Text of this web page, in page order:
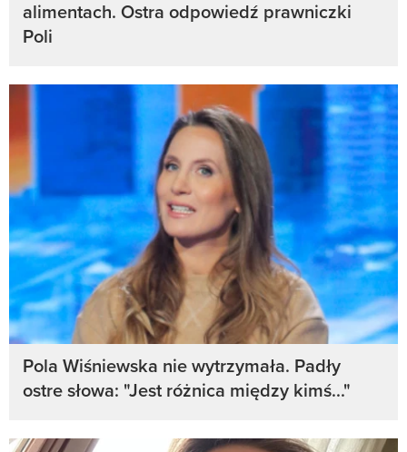
alimentach. Ostra odpowiedź prawniczki
Poli
Pola Wiśniewska nie wytrzymała. Padły
ostre słowa: "Jest różnica między kimś..."